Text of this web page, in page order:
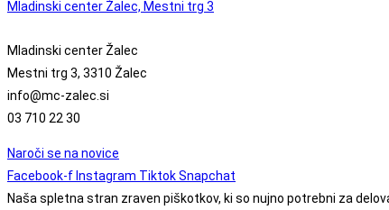
Mladinski center Žalec, Mestni trg 3
Mladinski center Žalec
Mestni trg 3, 3310 Žalec
info@mc-zalec.si
03 710 22 30
Naroči se na novice
Facebook-f Instagram TiktokSnapchat
Naša spletna stran zraven piškotkov, ki so nujno potrebni za